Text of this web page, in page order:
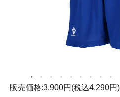
販売価格:3,900円(税込4,290円)